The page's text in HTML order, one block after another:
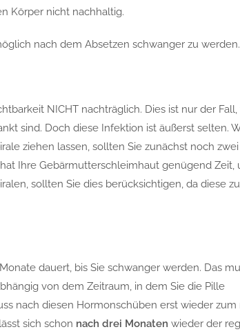
Körper nicht nachhaltig.
nach dem Absetzen schwanger zu werden.
NICHT nachträglich. Dies ist nur der
sind. Doch diese Infektion ist äußerst selten.
ziehen lassen, sollten Sie zunächst noch
Ihre Gebärmutterschleimhaut genügend Zeit,
sollten Sie dies berücksichtigen, da diese
dauert, bis Sie schwanger werden. Das
von dem Zeitraum, in dem Sie die Pille
nach diesen Hormonschüben erst wieder zum
sich schon nach drei Monaten wieder der